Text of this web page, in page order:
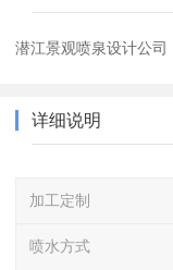
潜江景观喷泉设计公司
详细说明
加工定制
喷水方式